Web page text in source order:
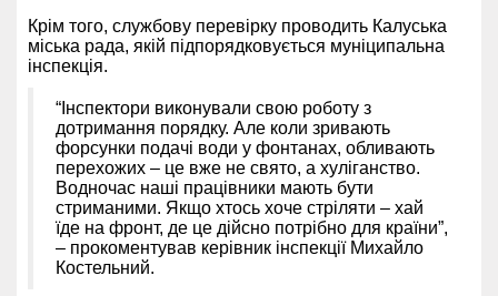
Крім того, службову перевірку проводить Калуська
міська рада, якій підпорядковується муніципальна
інспекція.
“Інспектори виконували свою роботу з
дотримання порядку. Але коли зривають
форсунки подачі води у фонтанах, обливають
перехожих – це вже не свято, а хуліганство.
Водночас наші працівники мають бути
стриманими. Якщо хтось хоче стріляти – хай
їде на фронт, де це дійсно потрібно для країни”,
– прокоментував керівник інспекції Михайло
Костельний.